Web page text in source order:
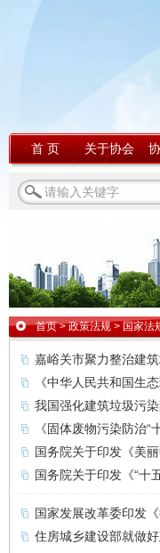
首 页 关于协会
首页>政策法规 > 国家法
嘉峪关市聚力整治建
《中华人民共和国生
我国强化建筑垃圾污
《固体废物污染防治
国务院关于印发《美
国务院关于印发《“十
国家发展改革委印发《
住房城乡建设部就做